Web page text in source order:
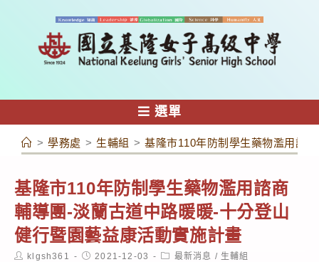
容
選單
> 學務處 > 生輔組 > 基隆市110年防制學生藥物濫用諮
基隆市110年防制學生藥物濫用諮商
輔導團-淡蘭古道中路暖暖-十分登山
健行暨園藝益康活動實施計畫
Postklgsh361
Post2021-12-03
Post最新消息 / 生輔組